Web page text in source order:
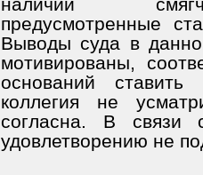
наличии
предусмотренные
Выводы суда в
мотивированы,
оснований
коллегия не
согласна. В связи
удовлетворению не